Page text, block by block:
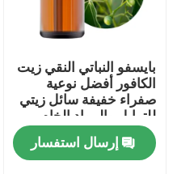
المنزل
بايسفو النباتي النقي زيت
الكافور أفضل نوعية
صفراء خفيفة سائل زيتي
للتوابل والمواد الخام
التجميلية
إرسال استفسار